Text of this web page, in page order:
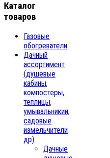
Каталог
товаров
Газовые
обогреватели
Дачный
ассортимент
(душевые
кабины,
компостеры,
теплицы,
умывальникии,
садовые
измельчители
др)
Дачные